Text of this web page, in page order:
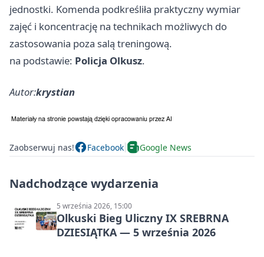
jednostki. Komenda podkreśliła praktyczny wymiar
zajęć i koncentrację na technikach możliwych do
zastosowania poza salą treningową.
na podstawie: Policja Olkusz.
Autor:krystian
Zaobserwuj nas! Facebook Google News
Nadchodzące wydarzenia
5 września 2026, 15:00
Olkuski Bieg Uliczny IX SREBRNA
DZIESIĄTKA — 5 września 2026